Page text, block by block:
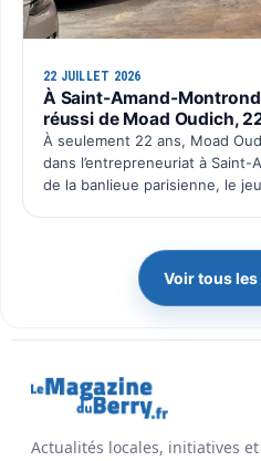
22 JUILLET 2026
À Saint-Amand-
réussi de Moad Oudich,
À seulement 22 ans, Moad
dans l’entrepreneuriat à
de la banlieue parisienne, le
Voir tous
Actualités locales, initiatives